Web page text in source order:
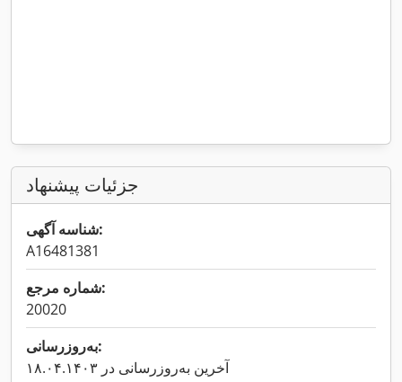
جزئیات پیشنهاد
شناسه آگهی:
A16481381
شماره مرجع:
20020
به‌روزرسانی:
آخرین به‌روزرسانی در ۱۸.۰۴.۱۴۰۳